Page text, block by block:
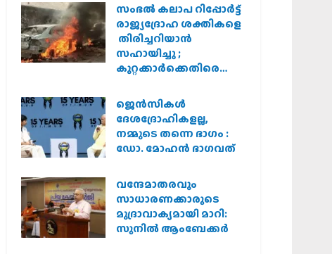
സംഭൽ കലാപ റിപ്പോർട്ട്
രാജ്യദ്രോഹ ശക്തികളെ
തിരിച്ചറിയാൻ
സഹായിച്ചു ;
കുറ്റക്കാർക്കെതിരെ
വേണമെന്ന് വിശ്വഹിന്ദു
പരിഷത്ത്
ജെന്‍സികള്‍
ദേശദ്രോഹികളല്ല,
നമ്മുടെ തന്നെ ഭാഗം :
ഡോ. മോഹന്‍ ഭാഗവത്
വന്ദേമാതരവും
സാധാരണക്കാരുടെ
മുദ്രാവാക്യമായി മാറി:
സുനിൽ ആംബേക്കർ